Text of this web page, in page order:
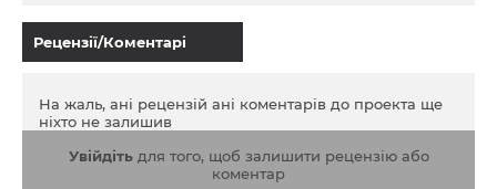
Рецензії/Коментарі
На жаль, ані рецензій ані коментарів до проекта ще
ніхто не залишив
Увійдітьдля того, щоб залишити рецензію або
коментар